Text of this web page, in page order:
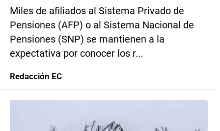
Miles de afiliados al Sistema Privado de
Pensiones (AFP) o al Sistema Nacional de
Pensiones (SNP) se mantienen a la
expectativa por conocer los r...
Redacción EC